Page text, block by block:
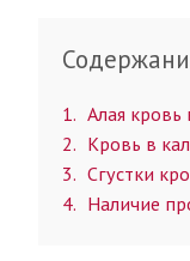
1
Алая кровь
2
Кровь в
3
Сгустки
4
Наличие